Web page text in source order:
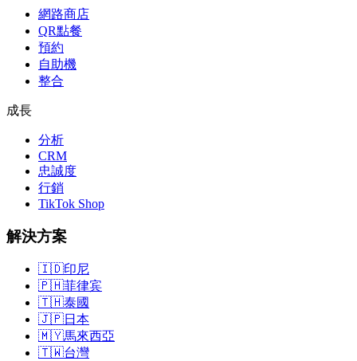
網路商店
QR點餐
預約
自助機
整合
成長
分析
CRM
忠誠度
行銷
TikTok Shop
解決方案
🇮🇩印尼
🇵🇭菲律宾
🇹🇭泰國
🇯🇵日本
🇲🇾馬來西亞
🇹🇼台灣